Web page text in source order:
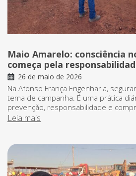
Maio Amarelo: consciência
começa pela
26 de maio de 2026
Na Afonso França Engenharia,
tema de campanha. É uma prática
prevenção, responsabilidade e
Leia mais